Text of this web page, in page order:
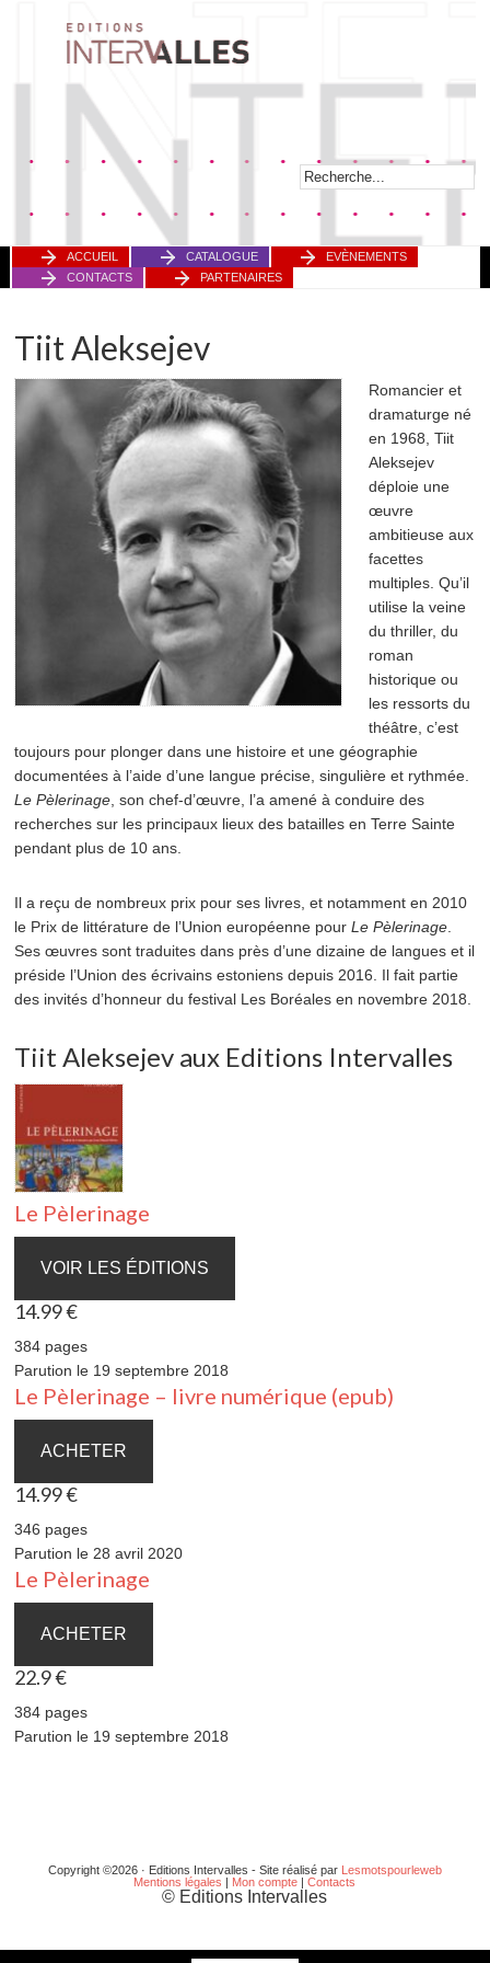
ACCUEIL CATALOGUE
EVÈNEMENTS
CONTACTS
PARTENAIRES
Tiit Aleksejev
Romancier et
dramaturge né
en 1968, Tiit
Aleksejev
déploie une
œuvre
ambitieuse aux
facettes
multiples. Qu’il
utilise la veine
du thriller, du
roman
historique ou
les ressorts du
théâtre, c’est
toujours pour plonger dans une histoire et une géographie
documentées à l’aide d’une langue précise, singulière et rythmée.
Le Pèlerinage, son chef-d’œuvre, l’a amené à conduire des
recherches sur les principaux lieux des batailles en Terre Sainte
pendant plus de 10 ans.
Il a reçu de nombreux prix pour ses livres, et notamment en 2010
le Prix de littérature de l’Union européenne pour Le Pèlerinage.
Ses œuvres sont traduites dans près d’une dizaine de langues et il
préside l’Union des écrivains estoniens depuis 2016. Il fait partie
des invités d’honneur du festival Les Boréales en novembre 2018.
Tiit Aleksejev aux Editions Intervalles
Le Pèlerinage
VOIR LES ÉDITIONS
14.99 €
384 pages
Parution le 19 septembre 2018
Le Pèlerinage – livre numérique (epub)
ACHETER
14.99 €
346 pages
Parution le 28 avril 2020
Le Pèlerinage
ACHETER
22.9 €
384 pages
Parution le 19 septembre 2018
Copyright ©2026 · Editions Intervalles - Site réalisé par Lesmotspourleweb
Mentions légales | Mon compte |Contacts
© Editions Intervalles